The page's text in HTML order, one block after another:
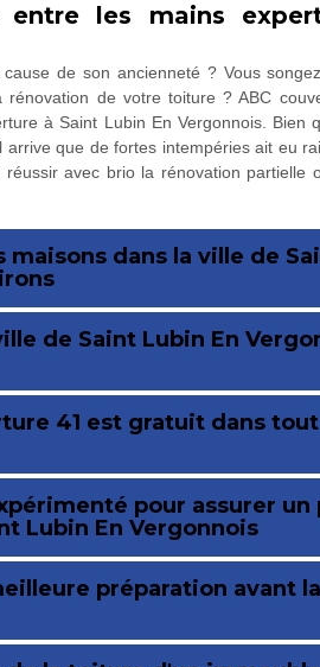
les mains
de son ancienneté ? Vous
de votre toiture ? ABC
à Saint Lubin En Vergonnois. Bien
que de fortes intempéries ait eu
avec brio la rénovation partielle
dans la ville de
de Saint Lubin En
41 est gratuit dans
pour assurer
Lubin En Vergonnois
préparation avant la